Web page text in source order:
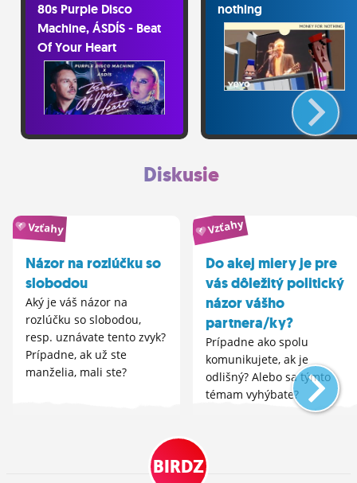
80s Purple Disco
Machine, ÁSDÍS - Beat
Of Your Heart
nothing
Diskusie
Vzťahy
Názor na rozlúčku so
slobodou
Aký je váš názor na
rozlúčku so slobodou,
resp. uznávate tento zvyk?
Prípadne, ak už ste
manželia, mali ste?
Vzťahy
Do akej miery je pre
vás dôležitý politický
názor vášho
partnera/ky?
Prípadne ako spolu
komunikujete, ak je
odlišný? Alebo sa týmto
témam vyhýbate?
BIRDZ